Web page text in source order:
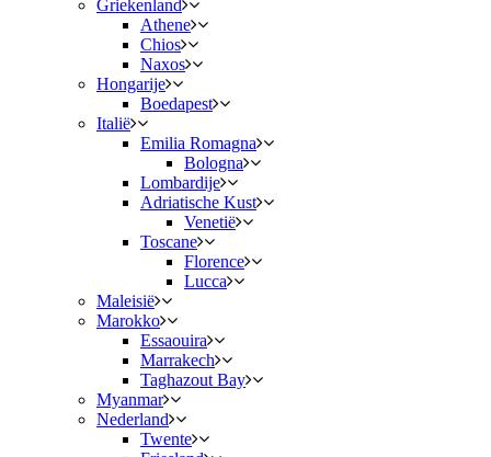
Griekenland
Athene
Chios
Naxos
Hongarije
Boedapest
Italië
Emilia Romagna
Bologna
Lombardije
Adriatische Kust
Venetië
Toscane
Florence
Lucca
Maleisië
Marokko
Essaouira
Marrakech
Taghazout Bay
Myanmar
Nederland
Twente